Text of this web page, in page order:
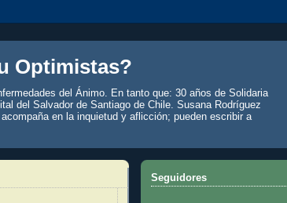
Optimistas?
del Ánimo. En tanto que: 30 años de Solidaria
del Salvador de Santiago de Chile. Susana Rodríguez
en la inquietud y aflicción; pueden escribir a
Seguidores